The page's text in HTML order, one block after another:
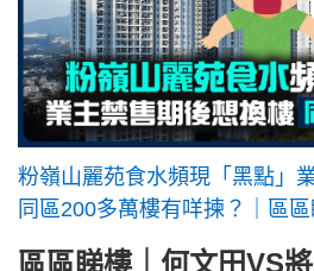
粉嶺山麗苑食水頻現「黑點」
同區200多萬樓有咩揀？｜區
區區睇樓｜何文田VS